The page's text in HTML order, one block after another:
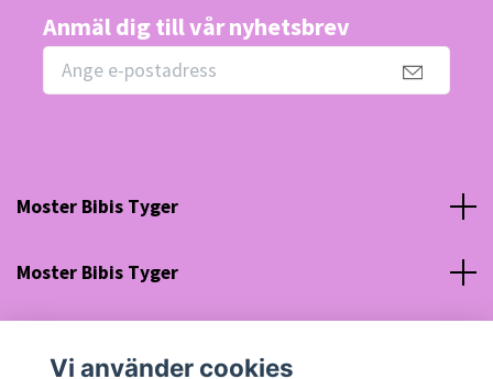
Anmäl dig till vår nyhetsbrev
Moster Bibis Tyger
Moster Bibis Tyger
Vi använder cookies